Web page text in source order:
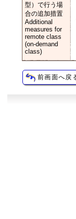
型）で行う場
合の追加措置
Additional
measures for
remote class
(on-demand
class)